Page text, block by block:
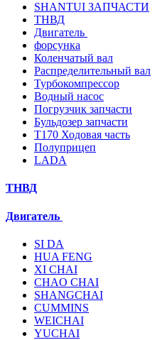
SHANTUI ЗАПЧАСТИ
ТНВД
Двигатель
форсунка
Коленчатый вал
Распределительный вал
Турбокомпрессор
Водный насос
Погрузчик запчасти
Бульдозер запчасти
T170 Ходовая часть
Полуприцеп
LADA
ТНВД
Двигатель
SI DA
HUA FENG
XI CHAI
CHAO CHAI
SHANGCHAI
CUMMINS
WEICHAI
YUCHAI